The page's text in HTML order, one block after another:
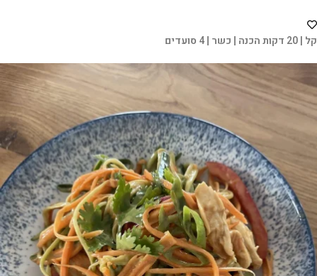
קל | 20 דקות הכנה | כשר | 4 סועדים